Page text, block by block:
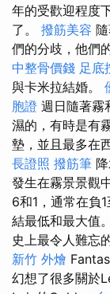
年的受歡迎程度
了。 撥筋美容
們的分歧，他們
中整骨價錢 足底
與卡米拉結婚。
胞證 週日隨著霧
濕的，有時是有
墊，並且最多在
長證照 撥筋筆
發生在霧景景觀
6和1，通常在負
結最低和最大值
史上最令人難忘
新竹 外燴
幻想了很多關於